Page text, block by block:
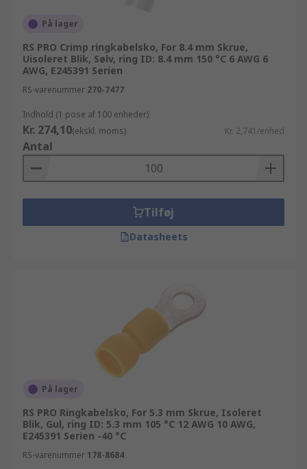
På lager
RS PRO Crimp ringkabelsko, For 8.4 mm Skrue,
Uisoleret Blik, Sølv, ring ID: 8.4 mm 150 °C 6 AWG 6
AWG, E245391 Serien
RS-varenummer 270-7477
Indhold (1 pose af 100 enheder)
Kr. 274,10(ekskl. moms) Kr. 2,741/enhed
Antal
Tilføj
Datasheets
På lager
RS PRO Ringkabelsko, For 5.3 mm Skrue, Isoleret
Blik, Gul, ring ID: 5.3 mm 105 °C 12 AWG 10 AWG,
E245391 Serien -40 °C
RS-varenummer 178-8684